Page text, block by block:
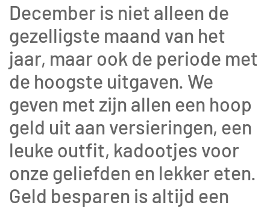
December is niet alleen de
gezelligste maand van het
jaar, maar ook de periode met
de hoogste uitgaven. We
geven met zijn allen een hoop
geld uit aan versieringen, een
leuke outfit, kadootjes voor
onze geliefden en lekker eten.
Geld besparen is altijd een